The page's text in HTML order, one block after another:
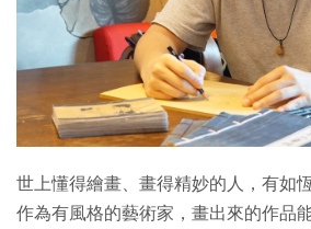
世上懂得繪畫、畫得精妙的人，有如
作為有風格的藝術家，畫出來的作品